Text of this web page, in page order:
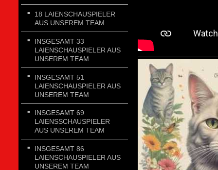
18 LAIENSCHAUSPIELER
AUS UNSEREM TEAM
INSGESAMT 33
LAIENSCHAUSPIELER AUS
UNSEREM TEAM
INSGESAMT 51
LAIENSCHAUSPIELER AUS
UNSEREM TEAM
INSGESAMT 69
LAIENSSCHAUSPIELER
AUS UNSEREM TEAM
INSGESAMT 86
LAIENSCHAUSPIELER AUS
UNSEREM TEAM